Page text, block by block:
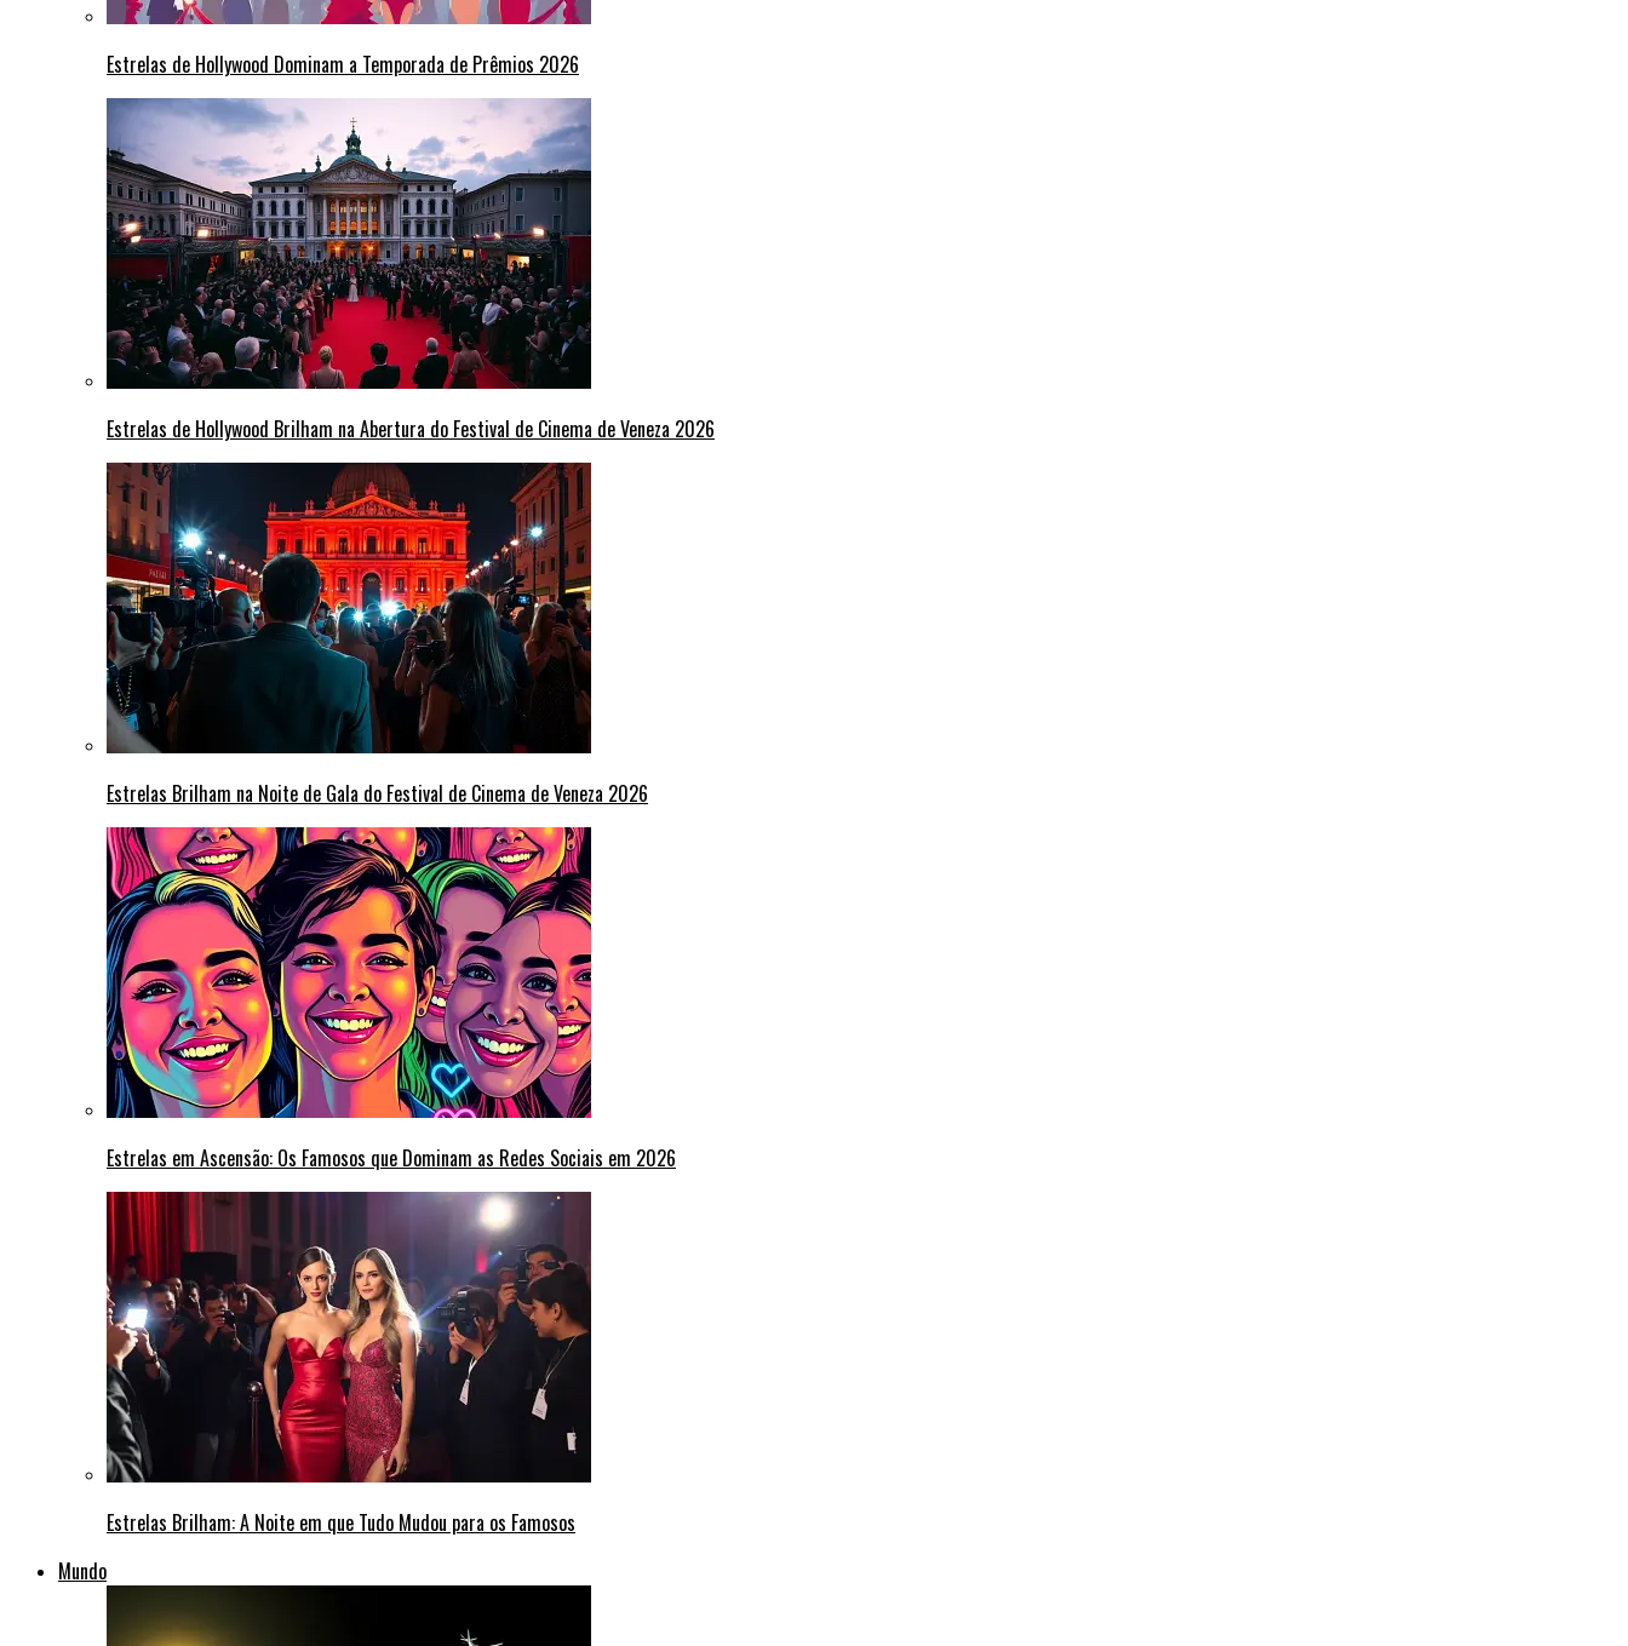
Estrelas de Hollywood Dominam a Temporada de Prêmios 2026
Estrelas de Hollywood Brilham na Abertura do Festival de Cinema de Veneza 2026
Estrelas Brilham na Noite de Gala do Festival de Cinema de Veneza 2026
Estrelas em Ascensão: Os Famosos que Dominam as Redes Sociais em 2026
Estrelas Brilham: A Noite em que Tudo Mudou para os Famosos
Mundo